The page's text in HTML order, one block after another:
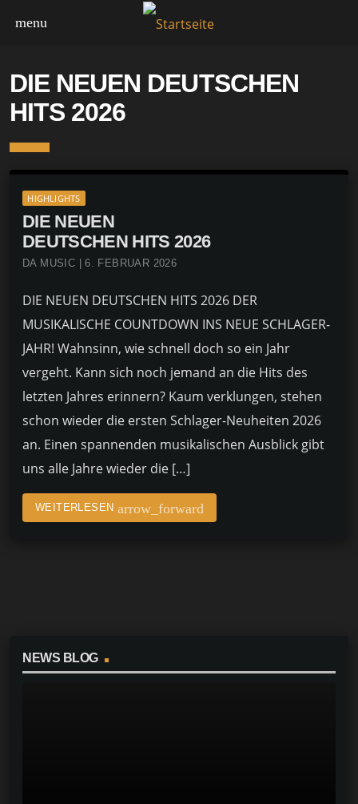
menu
DIE NEUEN DEUTSCHEN
HITS 2026
HIGHLIGHTS
DIE NEUEN
DEUTSCHEN HITS 2026
DA MUSIC | 6. FEBRUAR 2026
DIE NEUEN DEUTSCHEN HITS 2026 DER
MUSIKALISCHE COUNTDOWN INS NEUE SCHLAGER-
JAHR! Wahnsinn, wie schnell doch so ein Jahr
vergeht. Kann sich noch jemand an die Hits des
letzten Jahres erinnern? Kaum verklungen, stehen
schon wieder die ersten Schlager-Neuheiten 2026
an. Einen spannenden musikalischen Ausblick gibt
uns alle Jahre wieder die […]
WEITERLESEN arrow_forward
NEWS BLOG